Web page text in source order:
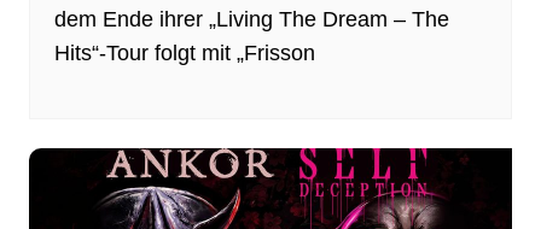
dem Ende ihrer „Living The Dream – The
Hits“-Tour folgt mit „Frisson